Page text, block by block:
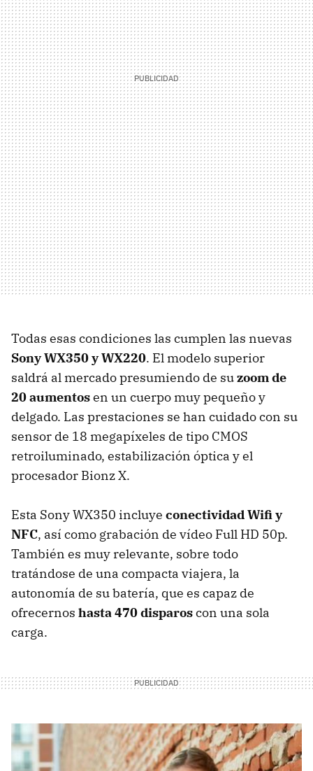
Todas esas condiciones las cumplen las nuevas
Sony WX350 y WX220. El modelo superior
saldrá al mercado presumiendo de suzoom de
20 aumentosen un cuerpo muy pequeño y
delgado. Las prestaciones se han cuidado con su
sensor de 18 megapíxeles de tipo CMOS
retroiluminado, estabilización óptica y el
procesador Bionz X.
Esta Sony WX350 incluye conectividad Wifi y
NFC, así como grabación de vídeo Full HD 50p.
También es muy relevante, sobre todo
tratándose de una compacta viajera, la
autonomía de su batería, que es capaz de
ofrecernos hasta 470 disparoscon una sola
carga.